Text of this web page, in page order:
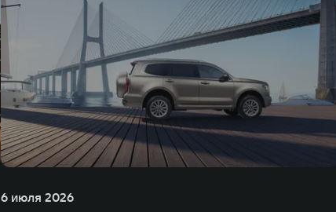
6 июля 2026